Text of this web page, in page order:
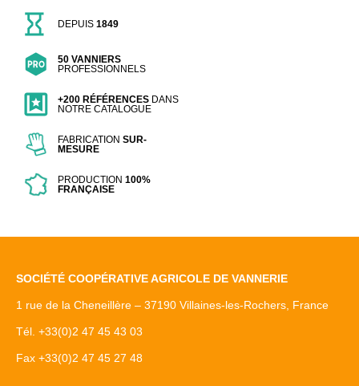
DEPUIS1849
50 VANNIERS
PROFESSIONNELS
+200 RÉFÉRENCES DANS
NOTRE CATALOGUE
FABRICATIONSUR-
MESURE
PRODUCTION100%
FRANÇAISE
SOCIÉTÉ COOPÉRATIVE AGRICOLE DE VANNERIE
1 rue de la Cheneillère – 37190 Villaines-les-Rochers, France
Tél. +33(0)2 47 45 43 03
Fax +33(0)2 47 45 27 48